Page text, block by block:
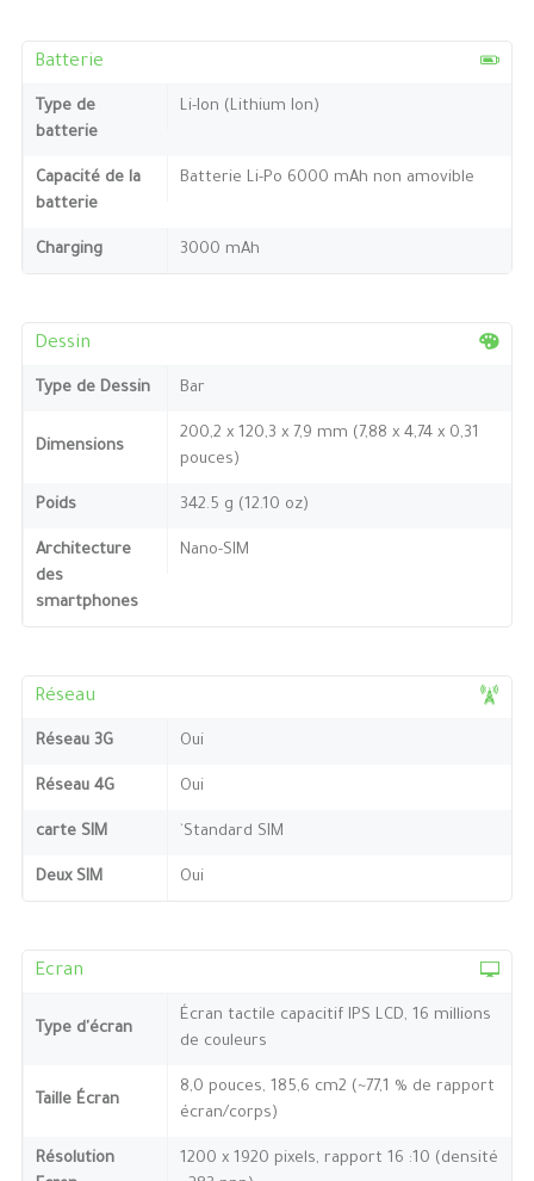
Batterie
Type de
batterie
Li-Ion (Lithium Ion)
Capacité de la
batterie
Batterie Li-Po 6000 mAh non amovible
Charging 3000 mAh
Dessin
Type de Dessin Bar
Dimensions
200,2 x 120,3 x 7,9 mm (7,88 x 4,74 x 0,31
pouces)
Poids 342.5 g (12.10 oz)
Architecture
des
smartphones
Nano-SIM
Réseau
Réseau 3G Oui
Réseau 4G Oui
carte SIM `Standard SIM
Deux SIM Oui
Ecran
Type d'écran
Écran tactile capacitif IPS LCD, 16 millions
de couleurs
Taille Écran
8,0 pouces, 185,6 cm2 (~77,1 % de rapport
écran/corps)
Résolution
1200 x 1920 pixels, rapport 16 :10 (densité